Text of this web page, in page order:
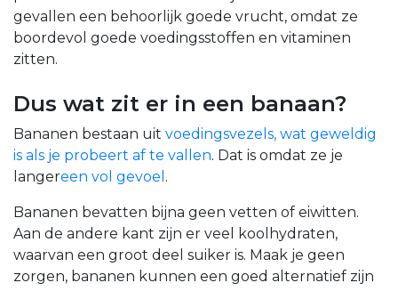
gevallen een behoorlijk goede vrucht, omdat ze
boordevol goede voedingsstoffen en vitaminen
zitten.
Dus wat zit er in een banaan?
Bananen bestaan uit voedingsvezels, wat geweldig
is als je probeert af te vallen. Dat is omdat ze je
langereen vol gevoel .
Bananen bevatten bijna geen vetten of eiwitten.
Aan de andere kant zijn er veel koolhydraten,
waarvan een groot deel suiker is. Maak je geen
zorgen, bananen kunnen een goed alternatief zijn